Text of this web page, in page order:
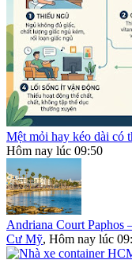
Mệt mỏi hay kéo dài có
Hôm nay lúc 09:50
Andriana Court Paphos
Cư Mỹ, Hôm nay lúc